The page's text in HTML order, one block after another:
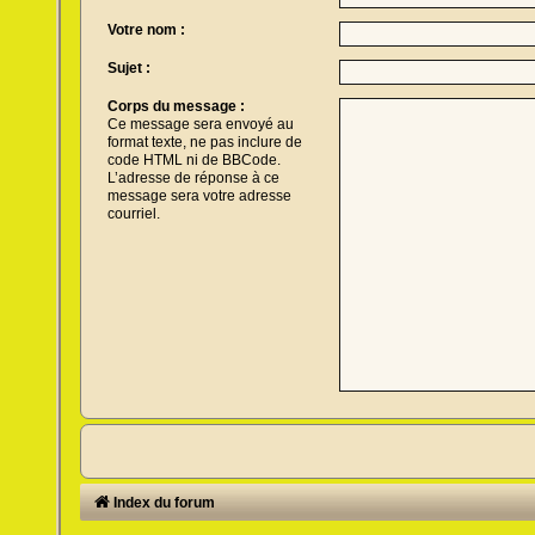
Votre nom :
Sujet :
Corps du message :
Ce message sera envoyé au
format texte, ne pas inclure de
code HTML ni de BBCode.
L’adresse de réponse à ce
message sera votre adresse
courriel.
Index du forum